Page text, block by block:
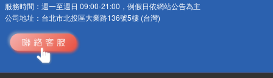
服務時間： 週一至週日 09:00-21:00，例假日依網站公告為主
公司地址： 台北市北投區大業路136號5樓 (台灣)